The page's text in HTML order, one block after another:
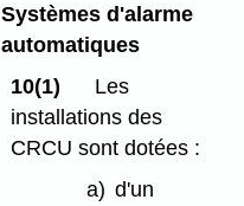
Systèmes d'alarme
automatiques
10(1)
Les
installations des
CRCU sont dotées :
a) d'un